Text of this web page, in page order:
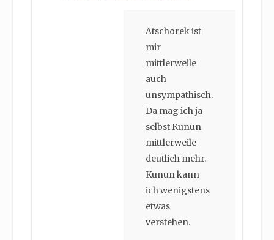
Atschorek ist
mir
mittlerweile
auch
unsympathisch.
Da mag ich ja
selbst Kunun
mittlerweile
deutlich mehr.
Kunun kann
ich wenigstens
etwas
verstehen.